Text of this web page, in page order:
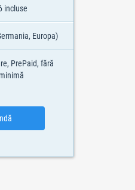
incluse
Europa)
PrePaid, fără